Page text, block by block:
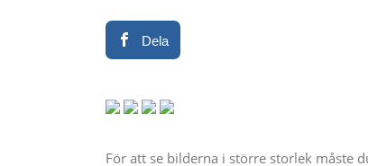
Dela
För att se bilderna i större storlek måste